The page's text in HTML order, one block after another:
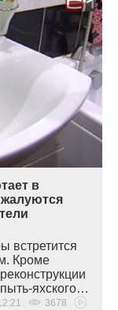
в
встретится
Кроме
яхского…
3678